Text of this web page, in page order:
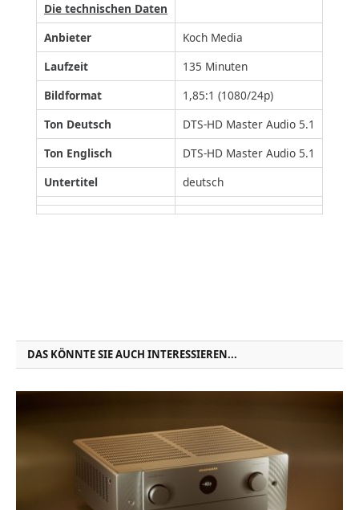
Die technischen Daten
Anbieter
Koch Media
Laufzeit
135 Minuten
Bildformat
1,85:1 (1080/24p)
Ton Deutsch
DTS-HD Master Audio 5.1
Ton Englisch
DTS-HD Master Audio 5.1
Untertitel
deutsch
DAS KÖNNTE SIE AUCH INTERESSIEREN...